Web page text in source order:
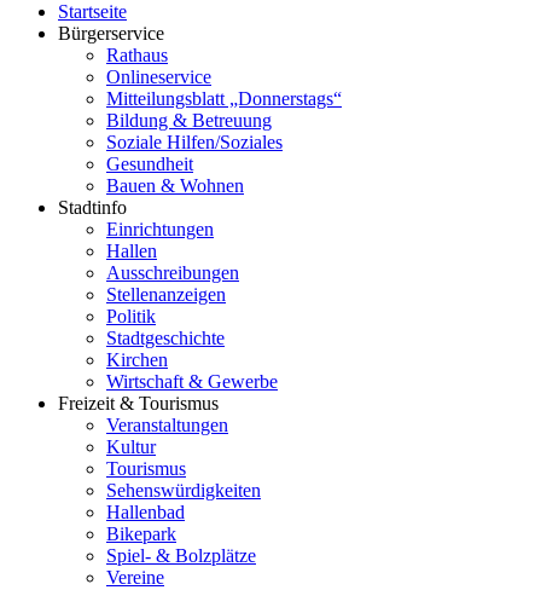
Startseite
Bürgerservice
Rathaus
Onlineservice
Mitteilungsblatt „Donnerstags“
Bildung & Betreuung
Soziale Hilfen/Soziales
Gesundheit
Bauen & Wohnen
Stadtinfo
Einrichtungen
Hallen
Ausschreibungen
Stellenanzeigen
Politik
Stadtgeschichte
Kirchen
Wirtschaft & Gewerbe
Freizeit & Tourismus
Veranstaltungen
Kultur
Tourismus
Sehenswürdigkeiten
Hallenbad
Bikepark
Spiel- & Bolzplätze
Vereine